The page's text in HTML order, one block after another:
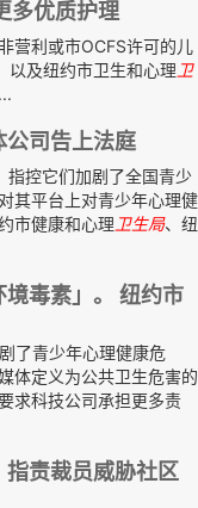
多优质护理
营利或市OCFS许可的儿
以及纽约市卫生和心理 卫
公司告上法庭
控它们加剧了全国青少
其平台上对青少年心理健
市健康和心理 卫生局、纽
毒素」。 纽约市
了青少年心理健康危
体定义为公共卫生危害的
求科技公司承担更多责
责裁员威胁社区